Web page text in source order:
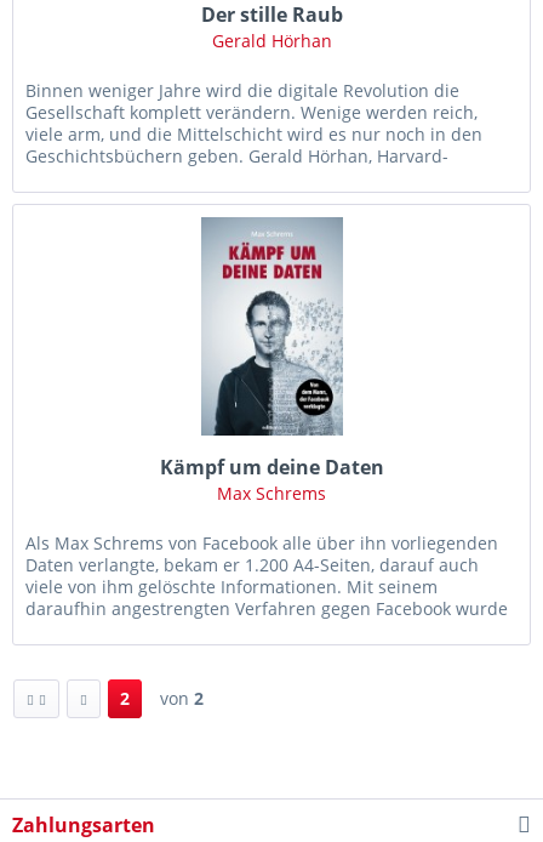
Der stille Raub
Gerald Hörhan
Binnen weniger Jahre wird die digitale Revolution die
Gesellschaft komplett verändern. Wenige werden reich,
viele arm, und die Mittelschicht wird es nur noch in den
Geschichtsbüchern geben. Gerald Hörhan, Harvard-
Kämpf um deine Daten
Max Schrems
Als Max Schrems von Facebook alle über ihn vorliegenden
Daten verlangte, bekam er 1.200 A4-Seiten, darauf auch
viele von ihm gelöschte Informationen. Mit seinem
daraufhin angestrengten Verfahren gegen Facebook wurde
2 von 2
Zahlungsarten